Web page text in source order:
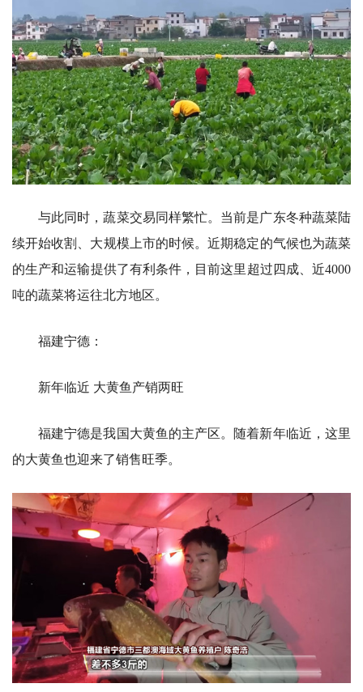
与此同时，蔬菜交易同样繁忙。当前是广东冬种蔬菜陆
续开始收割、大规模上市的时候。近期稳定的气候也为蔬菜
的生产和运输提供了有利条件，目前这里超过四成、近4000
吨的蔬菜将运往北方地区。
福建宁德：
新年临近 大黄鱼产销两旺
福建宁德是我国大黄鱼的主产区。随着新年临近，这里
的大黄鱼也迎来了销售旺季。